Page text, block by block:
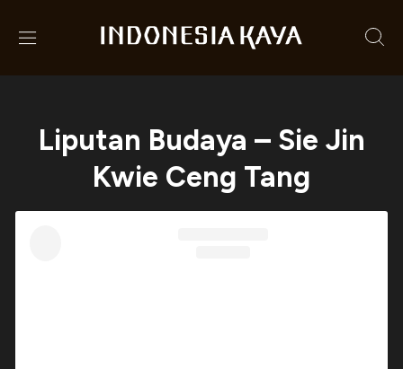
Liputan Budaya – Sie Jin
Kwie Ceng Tang